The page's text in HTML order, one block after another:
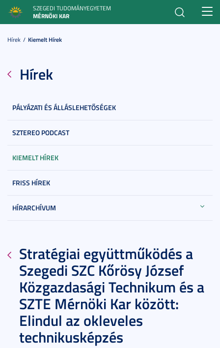
SZEGEDI TUDOMÁNYEGYETEM
MÉRNÖKI KAR
Hírek Kiemelt Hírek
Hírek
PÁLYÁZATI ÉS ÁLLÁSLEHETŐSÉGEK
SZTEREO PODCAST
KIEMELT HÍREK
FRISS HÍREK
HÍRARCHÍVUM
Stratégiai együttműködés a
Szegedi SZC Kőrösy József
Közgazdasági Technikum és a
SZTE Mérnöki Kar között:
Elindul az okleveles
technikusképzés